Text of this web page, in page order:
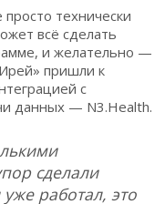
просто технически
всё сделать
и желательно —
пришли к
с
данных — N3.Health.
сделали
работал, это